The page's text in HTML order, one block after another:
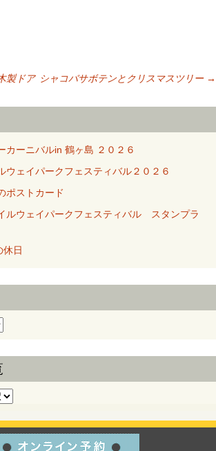
ナビゲーシ
製ドア シャコバサボテンとクリスマスツリー →
カーニバルin 鶴ヶ島 ２０２６
ウェイパークフェスティバル２０２６
ポストカード
ルウェイパークフェスティバル スタンプラ
休日